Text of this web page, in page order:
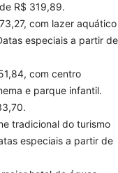
R$ 319,89.
com lazer aquático
especiais a partir de
com centro
e parque infantil.
tradicional do turismo
especiais a partir de